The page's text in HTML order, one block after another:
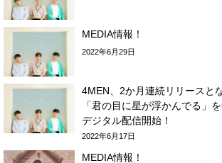
MEDIA情報！
2022年6月29日
4MEN、2か月連続リリースと
「君の目に星が浮かんでる」
デジタル配信開始！
2022年6月17日
MEDIA情報！